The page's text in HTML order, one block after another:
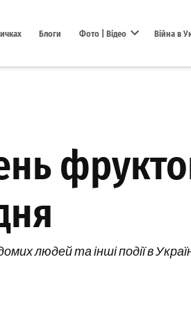
Блоги Фото | Відео Війна в
людей та інші події в